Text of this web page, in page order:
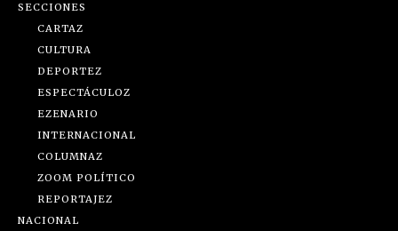
SECCIONES
CARTAZ
CULTURA
DEPORTEZ
ESPECTÁCULOZ
EZENARIO
INTERNACIONAL
COLUMNAZ
ZOOM POLÍTICO
REPORTAJEZ
NACIONAL